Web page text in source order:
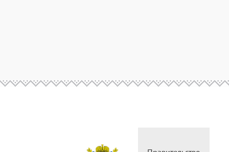
Министерство